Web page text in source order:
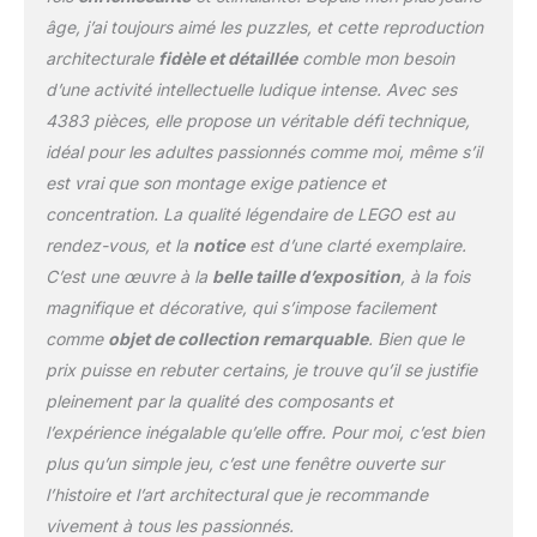
soulever les tours pour
observer l’intérieur
Décoration intérieure sur
le thème de Paris –
Placez les arbres à
cathédrale et fixez la
plaque sur la base, à
l’avant ou sur le côté du
monument, vous
cet édifice avec fierté
dans un salon ou bureau
Un beau cadeau LEGO
pour adultes – Cet objet
collectionner est un
superbe cadeau
d'anniversaire à offrir à
sa maman, son papa,
son frère sa sœur ou un
âge, j’ai toujours aimé les puzzles, et cette reproduction
architecturale fidèle et détailléecomble mon besoin
d’une activité intellectuelle ludique intense. Avec ses
4383 pièces, elle propose un véritable défi technique,
idéal pour les adultes passionnés comme moi, même s’il
est vrai que son montage exige patience et
concentration. La qualité légendaire de LEGO est au
rendez-vous, et la noticeest d’une clarté exemplaire.
C’est une œuvre à la belle taille d’exposition, à la fois
magnifique et décorative, qui s’impose facilement
comme objet de collection remarquable. Bien que le
prix puisse en rebuter certains, je trouve qu’il se justifie
pleinement par la qualité des composants et
l’expérience inégalable qu’elle offre. Pour moi, c’est bien
plus qu’un simple jeu, c’est une fenêtre ouverte sur
l’histoire et l’art architectural que je recommande
vivement à tous les passionnés.